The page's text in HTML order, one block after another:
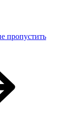
пропустить